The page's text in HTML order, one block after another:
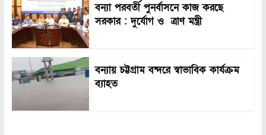
বন্যা পরবর্তী পুনর্বাসনে কাজ করছে
সরকার : দুর্যোগ ও ত্রাণ মন্ত্রী
বন্যায় চট্টগ্রাম বন্দরে স্বাভাবিক কার্যক্রম
ব্যাহত